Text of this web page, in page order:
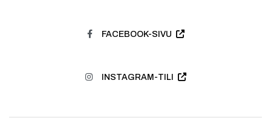
FACEBOOK-SIVU
INSTAGRAM-TILI